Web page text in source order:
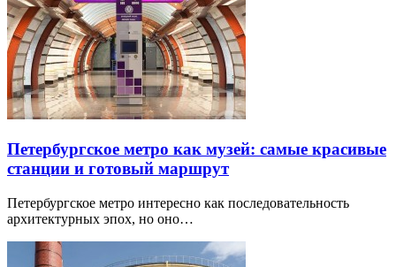
Петербургское метро как музей: самые красивые
станции и готовый маршрут
Петербургское метро интересно как последовательность
архитектурных эпох, но оно…